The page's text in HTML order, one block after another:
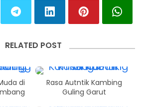
RELATED POST
di
Rasa Autntik Kambing
Guling Garut